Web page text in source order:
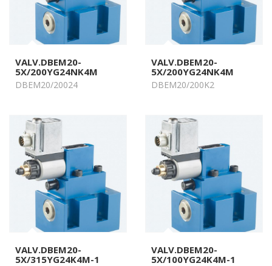
VALV.DBEM20-
5X/200YG24NK4M
DBEM20/20024
VALV.DBEM20-
5X/200YG24NK4M
DBEM20/200K2
VALV.DBEM20-
5X/315YG24K4M-1
VALV.DBEM20-
5X/100YG24K4M-1